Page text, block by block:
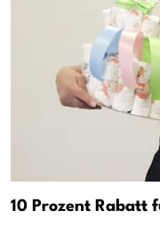
10 Prozent Rabatt